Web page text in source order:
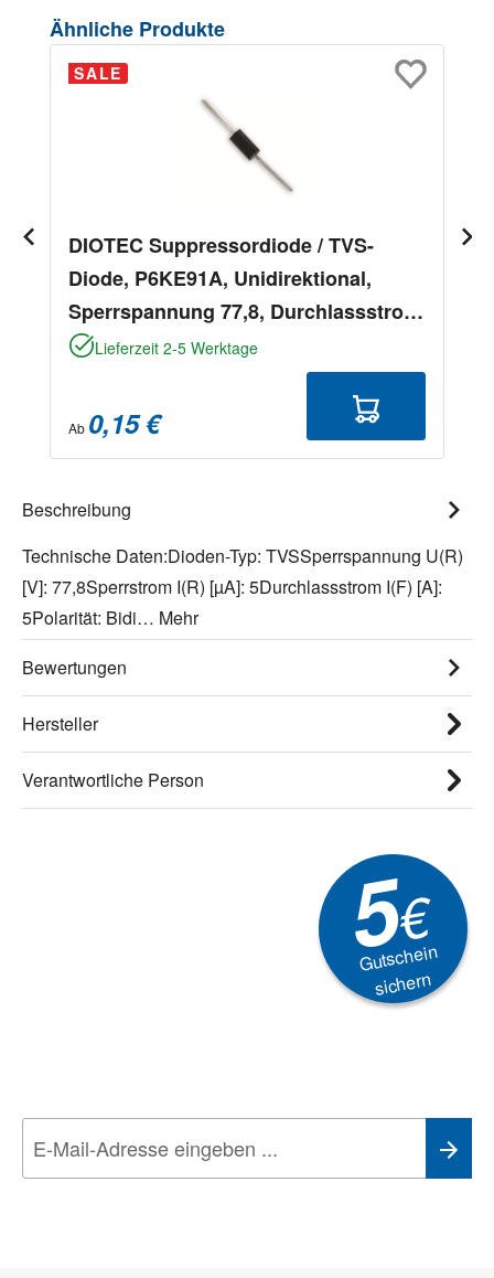
Produktgalerie überspringen
Ähnliche Produkte
SALE
DIOTEC Suppressordiode / TVS-
Diode, P6KE91A, Unidirektional,
Sperrspannung 77,8, Durchlassstrom
5
Lieferzeit 2-5 Werktage
Ab 0,15 €
Beschreibung
Technische Daten:Dioden-Typ: TVSSperrspannung U(R)
[V]: 77,8Sperrstrom I(R) [µA]: 5Durchlassstrom I(F) [A]:
5Polarität: Bidi… Mehr
Bewertungen
Hersteller
Verantwortliche Person
5€
Gutschein
sichern